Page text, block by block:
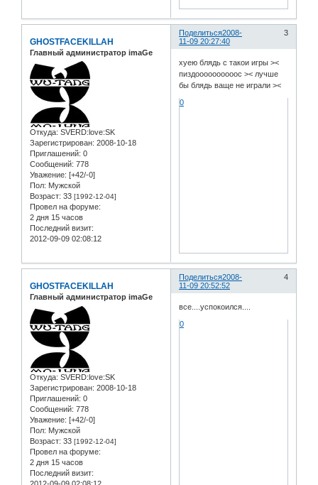
Поделиться 3
2008-
11-09 20:27:40
GHOSTFACEKILLAH
Главный администратор imaGe
Откуда: SVERD:love:SK
Зарегистрирован: 2008-10-18
Приглашений: 0
Сообщений: 778
Уважение: [+42/-0]
Пол: Мужской
Возраст: 33 [1992-12-04]
Провел на форуме:
2 дня 15 часов
Последний визит:
2012-09-09 02:08:12
хуею блядь с такои игры ><
пиздоооооооооос >< лучше
бы блядь ваще не играли ><
0
Поделиться 4
2008-
11-09 20:52:52
GHOSTFACEKILLAH
Главный администратор imaGe
Откуда: SVERD:love:SK
Зарегистрирован: 2008-10-18
Приглашений: 0
Сообщений: 778
Уважение: [+42/-0]
Пол: Мужской
Возраст: 33 [1992-12-04]
Провел на форуме:
2 дня 15 часов
Последний визит:
все....успокоился....
0